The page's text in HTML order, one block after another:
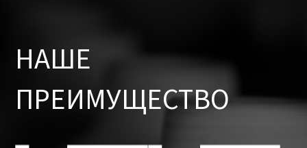
НАШЕ
ПРЕИМУЩЕСТВО